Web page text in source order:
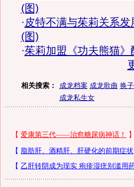
(图)
·皮特不满与茱莉关系
(图)
·茱莉加盟《功夫熊猫
相关搜索： 成龙档案 成龙歌曲 换
成龙私生女